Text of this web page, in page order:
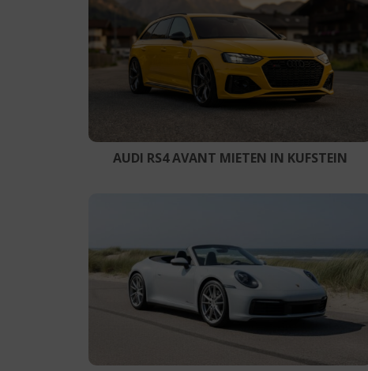
AUDI RS4 AVANT MIETEN IN KUFSTEIN